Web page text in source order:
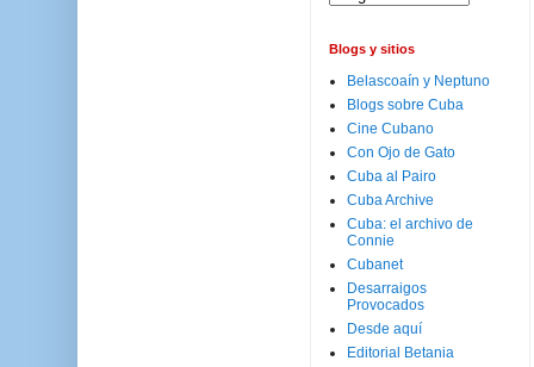
Blogs y sitios
Belascoaín y Neptuno
Blogs sobre Cuba
Cine Cubano
Con Ojo de Gato
Cuba al Pairo
Cuba Archive
Cuba: el archivo de
Connie
Cubanet
Desarraigos
Provocados
Desde aquí
Editorial Betania